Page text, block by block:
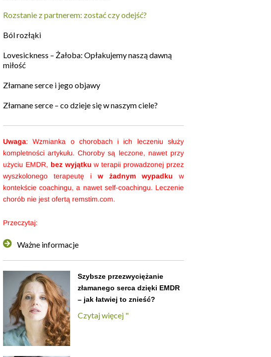
Rozstanie z partnerem: zostać czy odejść?
Ból rozłąki
Lovesickness – Żałoba: Opłakujemy naszą dawną
miłość
Złamane serce i jego objawy
Złamane serce – co dzieje się w naszym ciele?
Uwaga: Wzmianka o chorobach i ich leczeniu służy
kompletności artykułu. Choroby są leczone, nawet przy
użyciu EMDR, bez wyjątku w terapii prowadzonej przez
wyszkolonego terapeutę i w żadnym wypadku w
kontekście coachingu, a nawet self-coachingu. Leczenie
chorób nie jest ofertą remstim.com.
Przeczytaj:
Ważne informacje
Szybsze przezwyciężanie
złamanego serca dzięki EMDR
– jak łatwiej to znieść?
Czytaj więcej "